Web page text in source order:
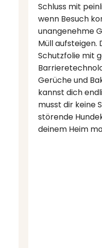
Schluss mit
wenn Besuch
unangenehme
Müll aufsteigen.
Schutzfolie mit
Gerüche und
kannst dich
musst dir keine
störende
deinem Heim